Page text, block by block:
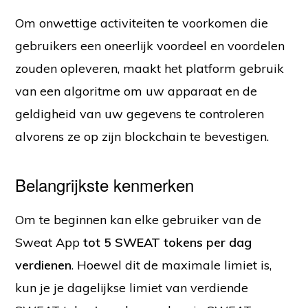
Om onwettige activiteiten te voorkomen die
gebruikers een oneerlijk voordeel en voordelen
zouden opleveren, maakt het platform gebruik
van een algoritme om uw apparaat en de
geldigheid van uw gegevens te controleren
alvorens ze op zijn blockchain te bevestigen.
Belangrijkste kenmerken
Om te beginnen kan elke gebruiker van de
Sweat Apptot 5 SWEAT tokens per dag
verdienen. Hoewel dit de maximale limiet is,
kun je je dagelijkse limiet van verdiende